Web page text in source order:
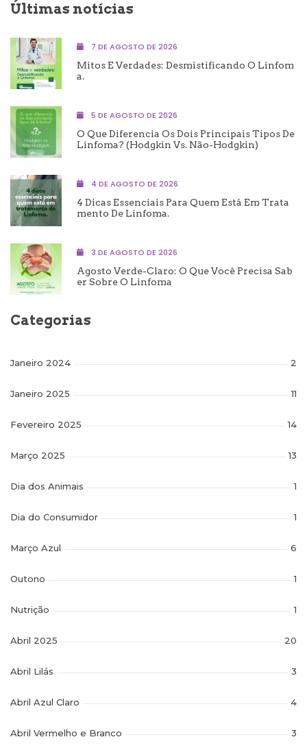
Últimas notícias
7 DE AGOSTO DE 2026
Mitos E Verdades: Desmistificando O Linfom
A.
5 DE AGOSTO DE 2026
O Que Diferencia Os Dois Principais Tipos De
Linfoma? (Hodgkin Vs. Não-Hodgkin)
4 DE AGOSTO DE 2026
4 Dicas Essenciais Para Quem Está Em Trata
Mento De Linfoma.
3 DE AGOSTO DE 2026
Agosto Verde-Claro: O Que Você Precisa Sab
Er Sobre O Linfoma
Categorias
Janeiro 2024 2
Janeiro 2025 11
Fevereiro 2025 14
Março 2025 13
Dia dos Animais 1
Dia do Consumidor 1
Março Azul 6
Outono 1
Nutrição 1
Abril 2025 20
Abril Lilás 3
Abril Azul Claro 4
Abril Vermelho e Branco 3